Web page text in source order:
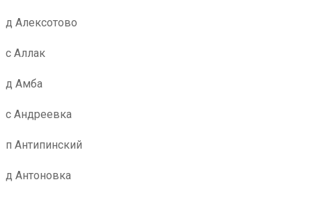
д Алексотово
с Аллак
д Амба
с Андреевка
п Антипинский
д Антоновка